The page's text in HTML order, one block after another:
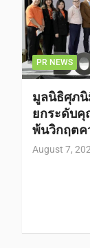
PR NEWS
มูลนิธิศุภนิ
ยกระดับคุ
พ้นวิกฤตค
August 7,